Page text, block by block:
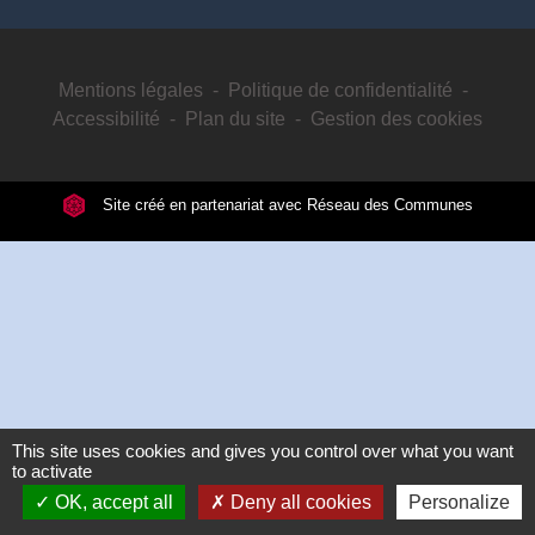
Mentions légales - Politique de confidentialité -
Accessibilité - Plan du site - Gestion des cookies
Site créé en partenariat avec Réseau des Communes
This site uses cookies and gives you control over what you want
to activate
OK, accept all
Deny all cookies Personalize